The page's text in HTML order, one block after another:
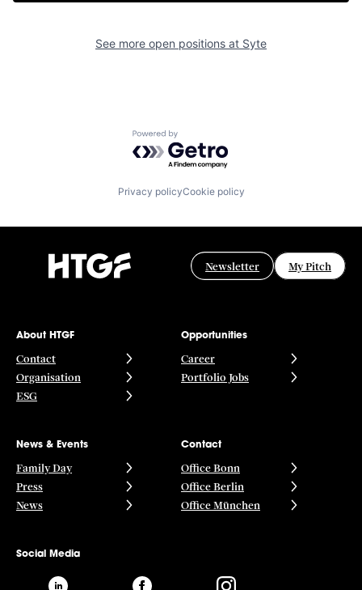
See more open positions at Syte
Powered by Getro.com
Privacy policyCookie policy
Newsletter My Pitch
About HTGF
Contact
Organisation
ESG
Opportunities
Career
Portfolio Jobs
News & Events
Family Day
Press
News
Contact
Office Bonn
Office Berlin
Office München
Social Media